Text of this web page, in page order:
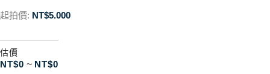
起拍價: NT$5.000
估價
NT$0 ~ NT$0